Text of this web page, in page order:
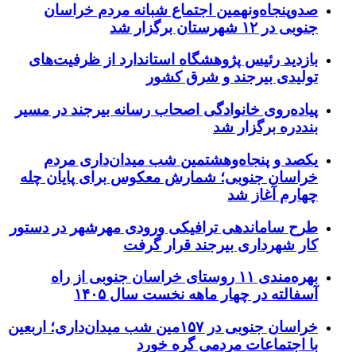
صدوپنجاه‌ونهمین اجتماع شبانه مردم خراسان
جنوبی در ۱۲ شهرستان برگزار شد
بازدید رئیس پژوهشگاه استاندارد از ظرفیت‌های
تولیدی بیرجند و شرق کشور
پیاده‌روی خانوادگی اصحاب رسانه بیرجند در مسیر
بنددره برگزار شد
یکصد و پنجاه‌وهشتمین شب میدان‌داری مردم
خراسان جنوبی؛ شمارش معکوس برای پایان چله
چهارم آغاز شد
طرح ساماندهی ترافیکی ورودی مهرشهر در دستور
کار شهرداری بیرجند قرار گرفت
بهره‌مندی ۱۱ روستای خراسان جنوبی از راه
آسفالته در چهار ماهه نخست سال ۱۴۰۵
خراسان جنوبی در ۱۵۷مین شب میدان‌داری؛ اربعین
با اجتماعات مردمی گره خورد